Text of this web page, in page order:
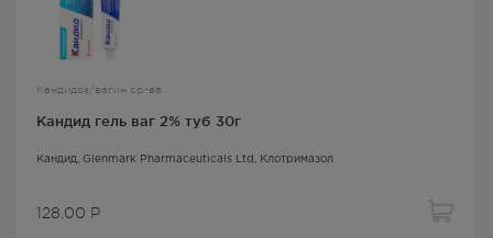
Кандидоз/вагин ср-ва
Кандид гель ваг 2% туб 30г
Кандид, Glenmark Pharmaceuticals Ltd, Клотримазол
128.00 Р